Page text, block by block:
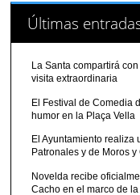
Últimas
La Santa compartirá
visita extraordinaria
El Festival de Comedia
humor en la Plaça Vella
El Ayuntamiento realiza
Patronales y de Moros
Novelda recibe
Cacho en el marco de